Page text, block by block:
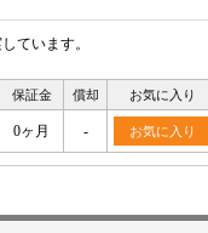
ています。
保証金 償却 お気に入り
0ヶ月 - お気に入り